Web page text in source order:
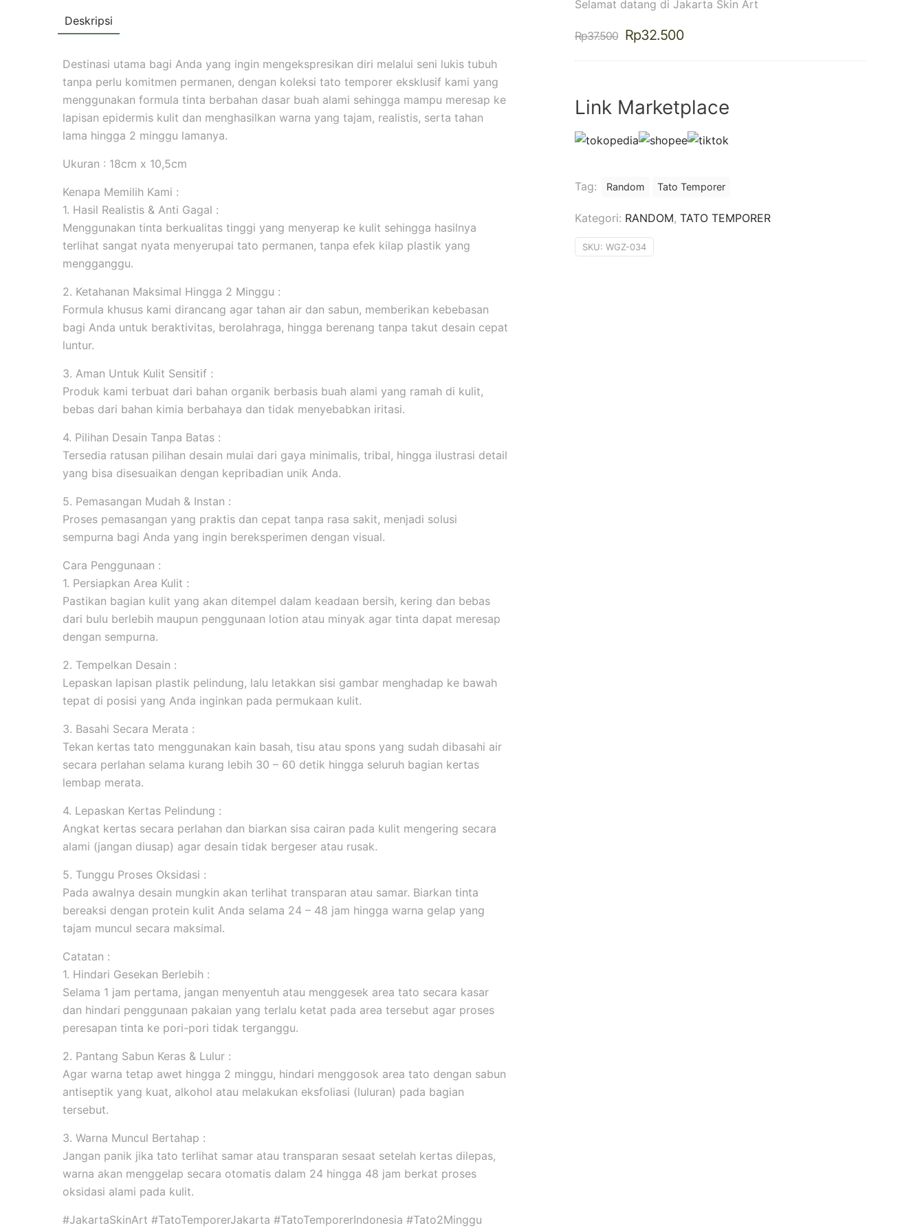
Deskripsi
Destinasi utama bagi Anda yang ingin mengekspresikan diri melalui seni lukis tubuh
tanpa perlu komitmen permanen, dengan koleksi tato temporer eksklusif kami yang
menggunakan formula tinta berbahan dasar buah alami sehingga mampu meresap ke
lapisan epidermis kulit dan menghasilkan warna yang tajam, realistis, serta tahan
lama hingga 2 minggu lamanya.
Ukuran : 18cm x 10,5cm
Kenapa Memilih Kami :
1. Hasil Realistis & Anti Gagal :
Menggunakan tinta berkualitas tinggi yang menyerap ke kulit sehingga hasilnya
terlihat sangat nyata menyerupai tato permanen, tanpa efek kilap plastik yang
mengganggu.
2. Ketahanan Maksimal Hingga 2 Minggu :
Formula khusus kami dirancang agar tahan air dan sabun, memberikan kebebasan
bagi Anda untuk beraktivitas, berolahraga, hingga berenang tanpa takut desain cepat
luntur.
3. Aman Untuk Kulit Sensitif :
Produk kami terbuat dari bahan organik berbasis buah alami yang ramah di kulit,
bebas dari bahan kimia berbahaya dan tidak menyebabkan iritasi.
4. Pilihan Desain Tanpa Batas :
Tersedia ratusan pilihan desain mulai dari gaya minimalis, tribal, hingga ilustrasi detail
yang bisa disesuaikan dengan kepribadian unik Anda.
5. Pemasangan Mudah & Instan :
Proses pemasangan yang praktis dan cepat tanpa rasa sakit, menjadi solusi
sempurna bagi Anda yang ingin bereksperimen dengan visual.
Cara Penggunaan :
1. Persiapkan Area Kulit :
Pastikan bagian kulit yang akan ditempel dalam keadaan bersih, kering dan bebas
dari bulu berlebih maupun penggunaan lotion atau minyak agar tinta dapat meresap
dengan sempurna.
2. Tempelkan Desain :
Lepaskan lapisan plastik pelindung, lalu letakkan sisi gambar menghadap ke bawah
tepat di posisi yang Anda inginkan pada permukaan kulit.
3. Basahi Secara Merata :
Tekan kertas tato menggunakan kain basah, tisu atau spons yang sudah dibasahi air
secara perlahan selama kurang lebih 30 – 60 detik hingga seluruh bagian kertas
lembap merata.
4. Lepaskan Kertas Pelindung :
Angkat kertas secara perlahan dan biarkan sisa cairan pada kulit mengering secara
alami (jangan diusap) agar desain tidak bergeser atau rusak.
5. Tunggu Proses Oksidasi :
Pada awalnya desain mungkin akan terlihat transparan atau samar. Biarkan tinta
bereaksi dengan protein kulit Anda selama 24 – 48 jam hingga warna gelap yang
tajam muncul secara maksimal.
Catatan :
1. Hindari Gesekan Berlebih :
Selama 1 jam pertama, jangan menyentuh atau menggesek area tato secara kasar
dan hindari penggunaan pakaian yang terlalu ketat pada area tersebut agar proses
peresapan tinta ke pori-pori tidak terganggu.
2. Pantang Sabun Keras & Lulur :
Agar warna tetap awet hingga 2 minggu, hindari menggosok area tato dengan sabun
antiseptik yang kuat, alkohol atau melakukan eksfoliasi (luluran) pada bagian
tersebut.
3. Warna Muncul Bertahap :
Jangan panik jika tato terlihat samar atau transparan sesaat setelah kertas dilepas,
warna akan menggelap secara otomatis dalam 24 hingga 48 jam berkat proses
oksidasi alami pada kulit.
#JakartaSkinArt #TatoTemporerJakarta #TatoTemporerIndonesia #Tato2Minggu
Selamat datang di Jakarta Skin Art
Rp37.500 Harga
Rp32.500Harga
Rp32.500.
Link Marketplace
Tag: Random Tato Temporer
Kategori: RANDOM, TATO TEMPORER
SKU: WGZ-034